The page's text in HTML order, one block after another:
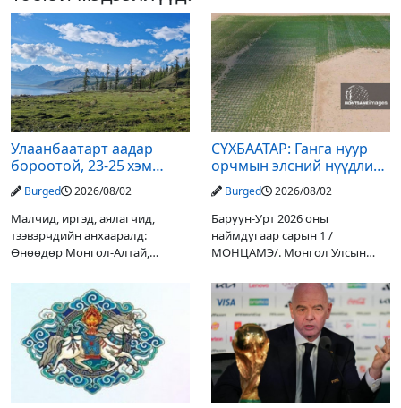
Улаанбаатарт аадар
бороотой, 23-25 хэм
дулаан байна
Burged 2026/08/02
Малчид, иргэд, аялагчид,
тээвэрчдийн анхааралд:
Өнөөдөр Монгол-Алтай,
уулархаг нутгаар бороо, дуу
цахилгаантай аадар бороо
орох тул голуудын усны
түвшин нэмэгдэх, нөөлөг
СҮХБААТАР: Ганга нуур
орчмын элсний нүүдлийг
зогсоох туршилтын ажил
үр дүнгээ өгч эхэлжээ
Burged 2026/08/02
Баруун-Урт 2026 оны
наймдугаар сарын 1 /
МОНЦАМЭ/. Монгол Улсын
Дарьгангын Ганга нуурыг
сэргээн, хамгаалах төслийг
улсын төсвийн хөрөнгө
оруулалтаар хийж буй.
Төслийн